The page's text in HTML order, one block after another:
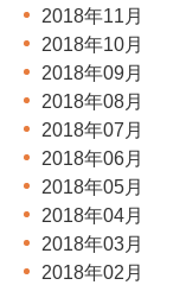
2018年11月
2018年10月
2018年09月
2018年08月
2018年07月
2018年06月
2018年05月
2018年04月
2018年03月
2018年02月